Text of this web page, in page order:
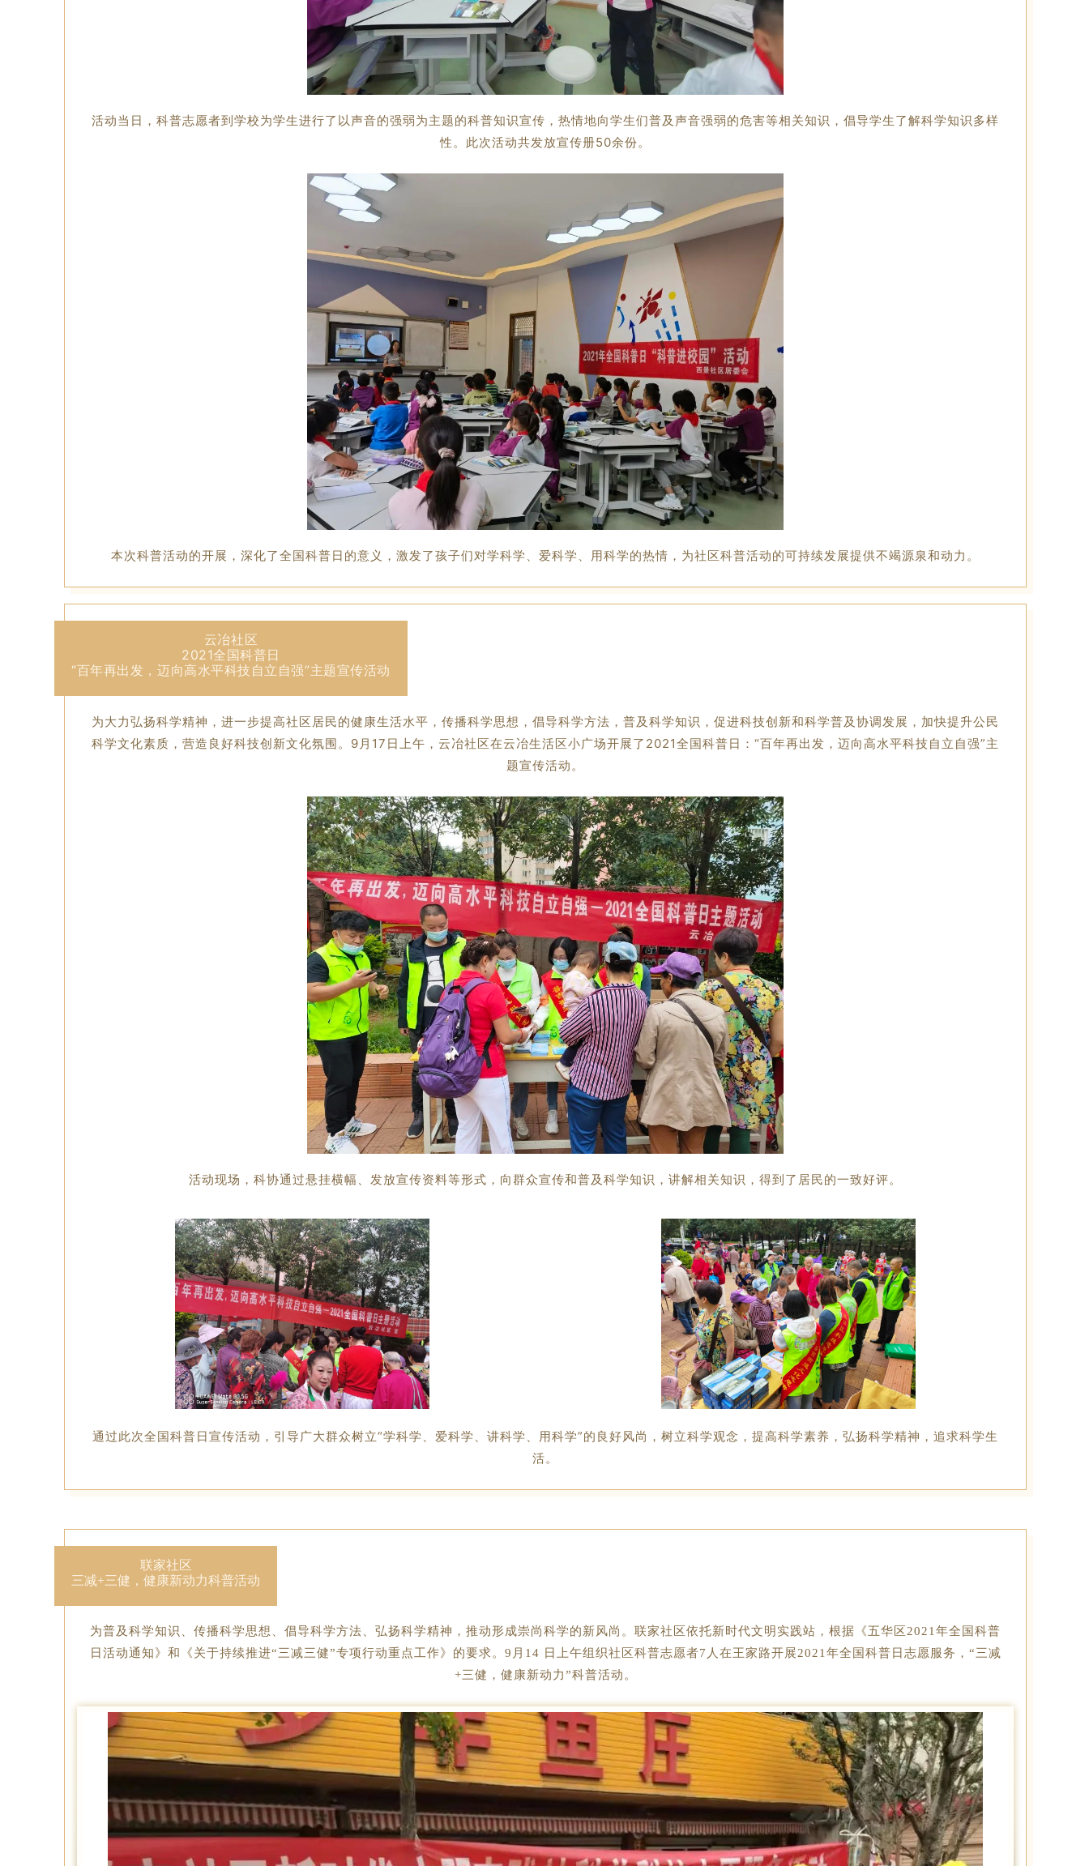
活动当日，科普志愿者到学校为学生进行了以声音的强弱为主题的科普知识宣传，热情地向学生们普及声音强弱的危害等相关知识，倡导学生了解科学知识多样
性。此次活动共发放宣传册50余份。
本次科普活动的开展，深化了全国科普日的意义，激发了孩子们对学科学、爱科学、用科学的热情，为社区科普活动的可持续发展提供不竭源泉和动力。
云冶社区
2021全国科普日
“百年再出发，迈向高水平科技自立自强”主题宣传活动
为大力弘扬科学精神，进一步提高社区居民的健康生活水平，传播科学思想，倡导科学方法，普及科学知识，促进科技创新和科学普及协调发展，加快提升公民
科学文化素质，营造良好科技创新文化氛围。9月17日上午，云冶社区在云冶生活区小广场开展了2021全国科普日：“百年再出发，迈向高水平科技自立自强”主
题宣传活动。
活动现场，科协通过悬挂横幅、发放宣传资料等形式，向群众宣传和普及科学知识，讲解相关知识，得到了居民的一致好评。
通过此次全国科普日宣传活动，引导广大群众树立“学科学、爱科学、讲科学、用科学”的良好风尚，树立科学观念，提高科学素养，弘扬科学精神，追求科学生
活。
联家社区
三减+三健，健康新动力科普活动
为普及科学知识、传播科学思想、倡导科学方法、弘扬科学精神，推动形成崇尚科学的新风尚。联家社区依托新时代文明实践站，根据《五华区2021年全国科普
日活动通知》和《关于持续推进“三减三健”专项行动重点工作》的要求。9月14 日上午组织社区科普志愿者7人在王家路开展2021年全国科普日志愿服务，“三减
+三健，健康新动力”科普活动。